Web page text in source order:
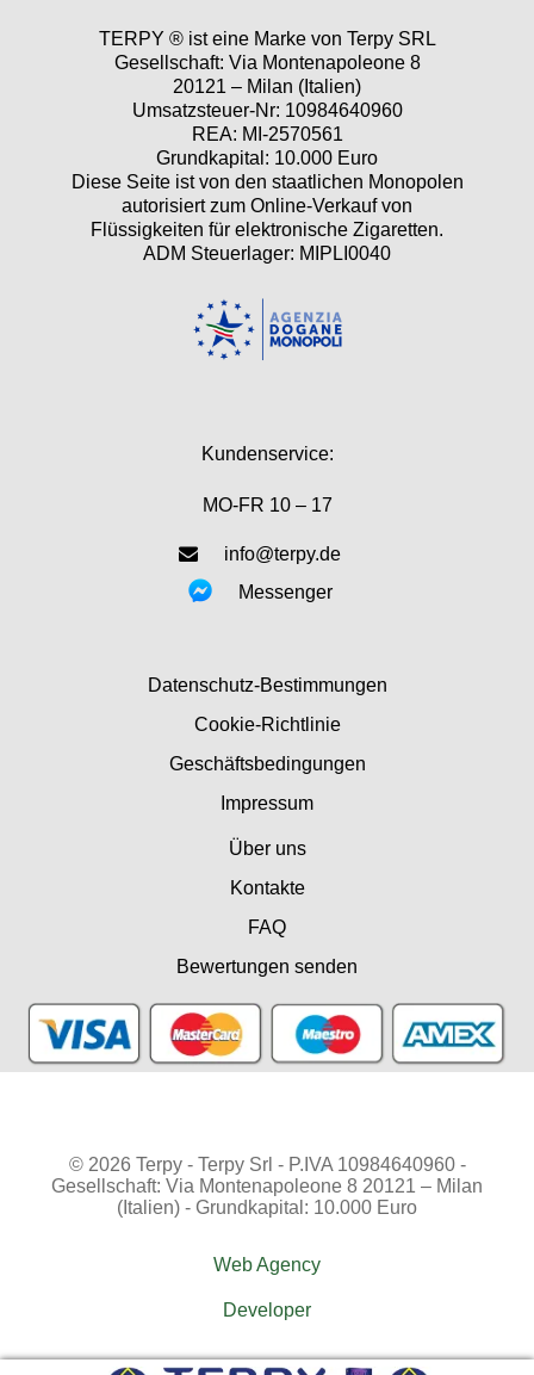
TERPY ® ist eine Marke von Terpy SRL
Gesellschaft: Via Montenapoleone 8
20121 – Milan (Italien)
Umsatzsteuer-Nr: 10984640960
REA: MI-2570561
Grundkapital: 10.000 Euro
Diese Seite ist von den staatlichen Monopolen
autorisiert zum Online-Verkauf von
Flüssigkeiten für elektronische Zigaretten.
ADM Steuerlager: MIPLI0040
Kundenservice:
MO-FR 10 – 17
info@terpy.de
Messenger
Datenschutz-Bestimmungen
Cookie-Richtlinie
Geschäftsbedingungen
Impressum
Über uns
Kontakte
FAQ
Bewertungen senden
© 2026 Terpy - Terpy Srl - P.IVA 10984640960 -
Gesellschaft: Via Montenapoleone 8 20121 – Milan
(Italien) - Grundkapital: 10.000 Euro
Web Agency
Developer